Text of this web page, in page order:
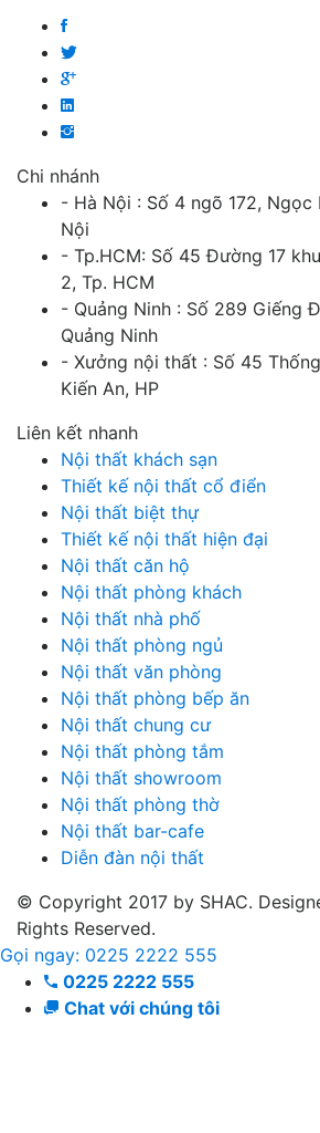
Chi nhánh
- Hà Nội : Số 4 ngõ 172, Ngọc
Nội
- Tp.HCM: Số 45 Đường 17
2, Tp. HCM
- Quảng Ninh : Số 289 Giếng
Quảng Ninh
- Xưởng nội thất : Số 45
Kiến An, HP
Liên kết nhanh
Nội thất khách sạn
Thiết kế nội thất cổ điển
Nội thất biệt thự
Thiết kế nội thất hiện đại
Nội thất căn hộ
Nội thất phòng khách
Nội thất nhà phố
Nội thất phòng ngủ
Nội thất văn phòng
Nội thất phòng bếp ăn
Nội thất chung cư
Nội thất phòng tắm
Nội thất showroom
Nội thất phòng thờ
Nội thất bar-cafe
Diễn đàn nội thất
© Copyright 2017 by SHAC.
Rights Reserved.
Gọi ngay: 0225 2222 555
0225 2222 555
Chat với chúng tôi